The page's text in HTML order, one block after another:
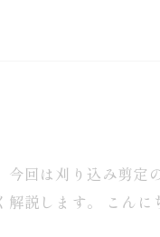
回は刈り込み剪定
説します。 こんに